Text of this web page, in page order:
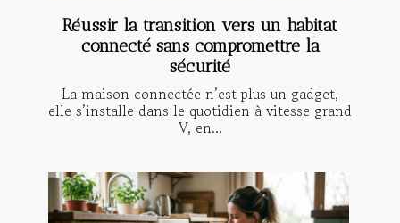
Réussir la transition vers un habitat
connecté sans compromettre la
sécurité
La maison connectée n’est plus un gadget,
elle s’installe dans le quotidien à vitesse grand
V, en...